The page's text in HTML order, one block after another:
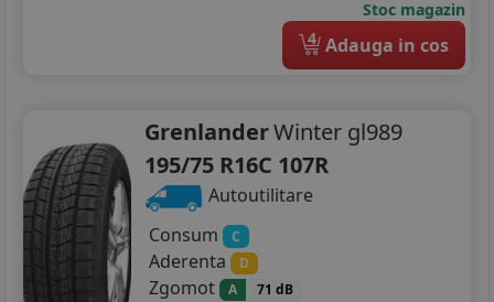
Stoc magazin
4 Adauga in cos
GrenlanderWinter gl989
195/75 R16C 107R
Autoutilitare
Consum
C
Aderenta D
Zgomot A 71 dB